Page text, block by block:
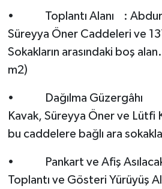
• Toplantı Alanı :
Süreyya Öner Caddeleri ve
Sokakların arasındaki boş
m2)
• Dağılma Güzergâhı :
Kavak, Süreyya Öner ve Lütfi
bu caddelere bağlı ara
• Pankart ve Afiş Asılacak
Toplantı ve Gösteri Yürüyüş